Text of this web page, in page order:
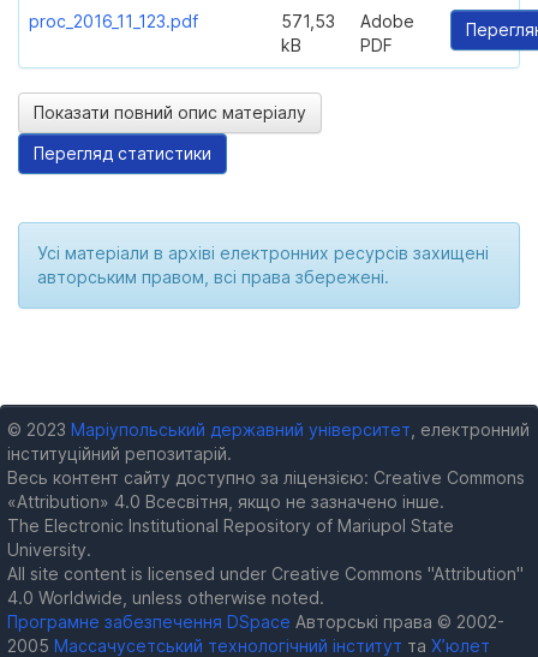
proc_2016_11_123.pdf
571,53
kB
Adobe
PDF
Показати повний опис матеріалу
Перегляд статистики
Усі матеріали в архіві електронних ресурсів захищені
авторським правом, всі права збережені.
© 2023 Маріупольський державний університет , електронний
інституційний репозитарій.
Весь контент сайту доступно за ліцензією: Creative Commons
«Attribution» 4.0 Всесвітня, якщо не зазначено інше.
The Electronic Institutional Repository of Mariupol State
University.
All site content is licensed under Creative Commons "Attribution"
4.0 Worldwide, unless otherwise noted.
Програмне забезпечення DSpace Авторські права © 2002-
2005 Массачусетський технологічний інститут та Х’юлет